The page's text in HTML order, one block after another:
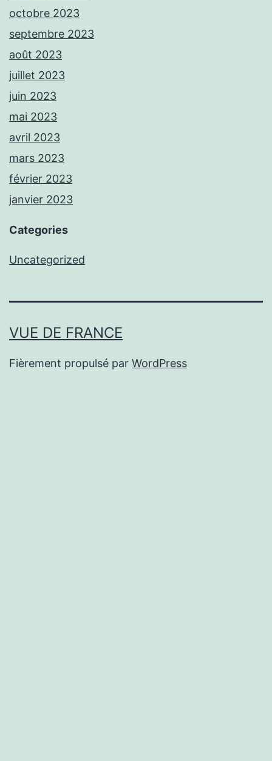
octobre 2023
septembre 2023
août 2023
juillet 2023
juin 2023
mai 2023
avril 2023
mars 2023
février 2023
janvier 2023
Categories
Uncategorized
VUE DE FRANCE
Fièrement propulsé par WordPress